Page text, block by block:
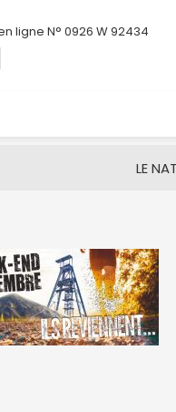
ligne N° 0926 W 92434
LE